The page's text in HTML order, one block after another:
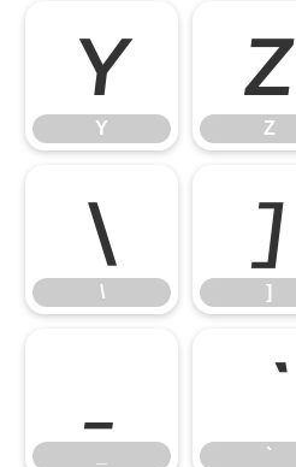
Y
Y
Z
Z
\
\
]
]
`